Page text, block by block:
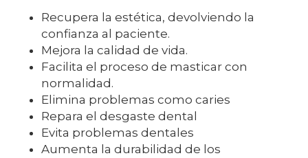
Recupera la estética, devolviendo la
confianza al paciente.
Mejora la calidad de vida.
Facilita el proceso de masticar con
normalidad.
Elimina problemas como caries
Repara el desgaste dental
Evita problemas dentales
Aumenta la durabilidad de los